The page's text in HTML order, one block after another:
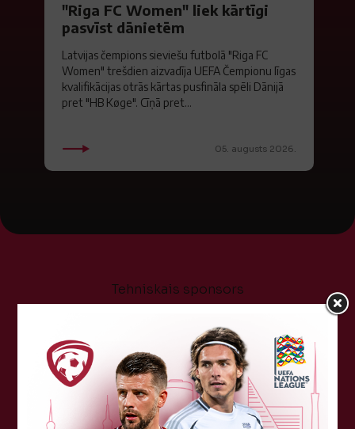
"Riga FC Women" liek kārtīgi
pasvīst dānietēm
Latvijas čempions sieviešu futbolā "Riga FC
Women" trešdien aizvadīja UEFA Čempionu līgas
kvalifikācijas otrās kārtas pusfināla spēli Dānijā
pret "HB Køge". Cīņā pret...
05. augusts 2026.
Tehniskais sponsors